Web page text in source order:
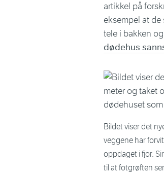
artikkel på
eksempel at
tele i bakken
dødehus
Bildet viser det
veggene har
oppdaget i fjor.
til at fotgrøften